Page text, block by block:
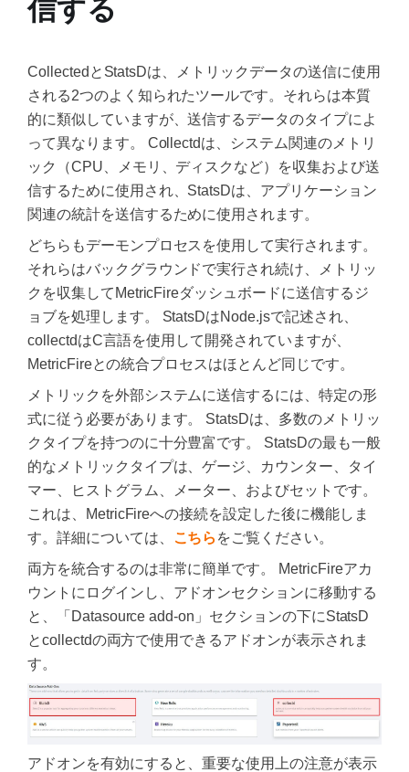
信する
CollectedとStatsDは、メトリックデータの送信に使用
される2つのよく知られたツールです。それらは本質
的に類似していますが、送信するデータのタイプによ
って異なります。 Collectdは、システム関連のメトリ
ック（CPU、メモリ、ディスクなど）を収集および送
信するために使用され、StatsDは、アプリケーション
関連の統計を送信するために使用されます。
どちらもデーモンプロセスを使用して実行されます。
それらはバックグラウンドで実行され続け、メトリッ
クを収集してMetricFireダッシュボードに送信するジ
ョブを処理します。 StatsDはNode.jsで記述され、
collectdはC言語を使用して開発されていますが、
MetricFireとの統合プロセスはほとんど同じです。
メトリックを外部システムに送信するには、特定の形
式に従う必要があります。 StatsDは、多数のメトリッ
クタイプを持つのに十分豊富です。 StatsDの最も一般
的なメトリックタイプは、ゲージ、カウンター、タイ
マー、ヒストグラム、メーター、およびセットです。
これは、MetricFireへの接続を設定した後に機能しま
す。詳細については、 こちら をご覧ください。
両方を統合するのは非常に簡単です。 MetricFireアカ
ウントにログインし、アドオンセクションに移動する
と、「Datasource add-on」セクションの下にStatsD
とcollectdの両方で使用できるアドオンが表示されま
す。
アドオンを有効にすると、重要な使用上の注意が表示